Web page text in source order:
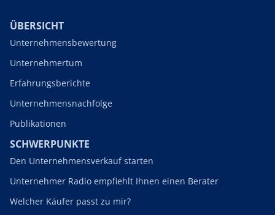
ÜBERSICHT
Unternehmensbewertung
Unternehmertum
Erfahrungsberichte
Unternehmensnachfolge
Publikationen
SCHWERPUNKTE
Den Unternehmensverkauf starten
Unternehmer Radio empfiehlt Ihnen einen Berater
Welcher Käufer passt zu mir?